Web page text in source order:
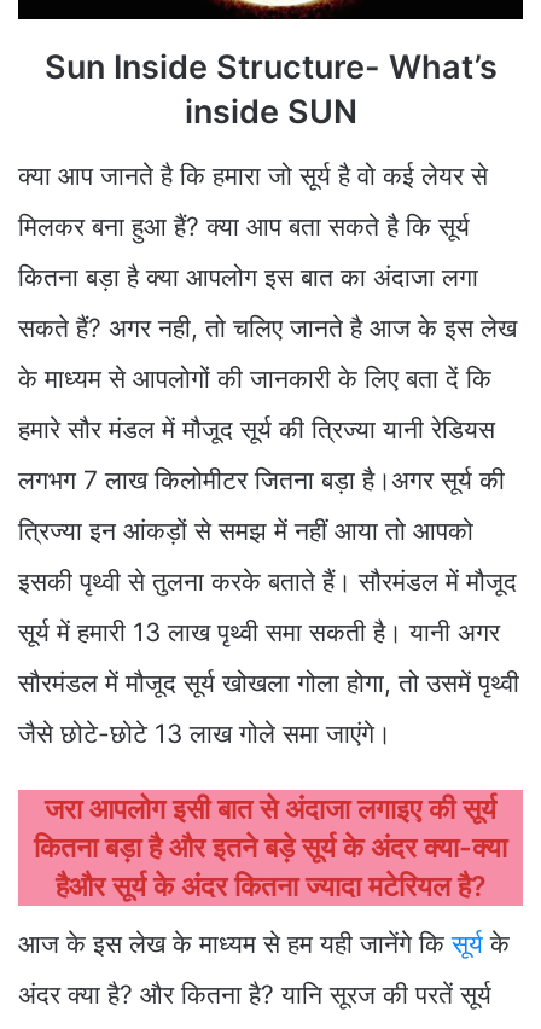
Sun Inside Structure- What’s
inside SUN
क्या आप जानते है कि हमारा जो सूर्य है वो कई लेयर से
मिलकर बना हुआ हैं? क्या आप बता सकते है कि सूर्य
कितना बड़ा है क्या आपलोग इस बात का अंदाजा लगा
सकते हैं? अगर नही, तो चलिए जानते है आज के इस लेख
के माध्यम से आपलोगों की जानकारी के लिए बता दें कि
हमारे सौर मंडल में मौजूद सूर्य की त्रिज्या यानी रेडियस
लगभग 7 लाख किलोमीटर जितना बड़ा है।अगर सूर्य की
त्रिज्या इन आंकड़ों से समझ में नहीं आया तो आपको
इसकी पृथ्वी से तुलना करके बताते हैं। सौरमंडल में मौजूद
सूर्य में हमारी 13 लाख पृथ्वी समा सकती है। यानी अगर
सौरमंडल में मौजूद सूर्य खोखला गोला होगा, तो उसमें पृथ्वी
जैसे छोटे-छोटे 13 लाख गोले समा जाएंगे।
जरा आपलोग इसी बात से अंदाजा लगाइए की सूर्य
कितना बड़ा है और इतने बड़े सूर्य के अंदर क्या-क्या
हैऔर सूर्य के अंदर कितना ज्यादा मटेरियल है?
आज के इस लेख के माध्यम से हम यही जानेंगे किसूर्यके
अंदर क्या है? और कितना है? यानि सूरज की परतें सूर्य